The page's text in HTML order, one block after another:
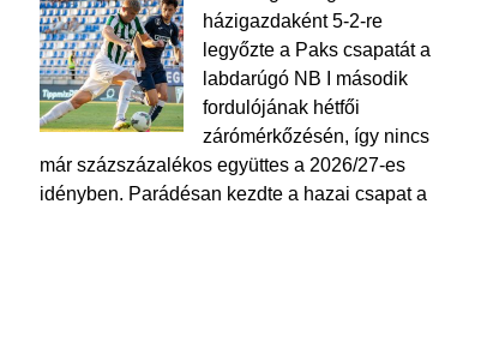
házigazdaként 5-2-re
legyőzte a Paks csapatát a
labdarúgó NB I második
fordulójának hétfői
zárómérkőzésén, így nincs
már százszázalékos együttes a 2026/27-es
idényben. Parádésan kezdte a hazai csapat a